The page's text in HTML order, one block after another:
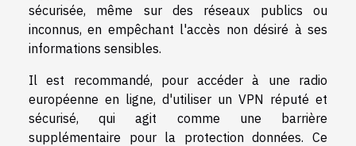
sécurisée, même sur des réseaux publics ou
inconnus, en empêchant l'accès non désiré à ses
informations sensibles.
Il est recommandé, pour accéder à une radio
européenne en ligne, d'utiliser un VPN réputé et
sécurisé, qui agit comme une barrière
supplémentaire pour la protection données. Ce